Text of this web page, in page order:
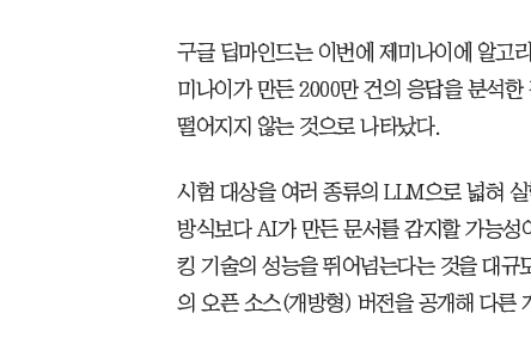
구글 딥마인드는 이번에 제미나이에 알고
미나이가 만든 2000만 건의 응답을 분석
떨어지지 않는 것으로 나타났다.
시험 대상을 여러 종류의 LLM으로 넓혀
방식보다 AI가 만든 문서를 감지할 가능
킹 기술의 성능을 뛰어넘는다는 것을 대
의 오픈 소스(개방형) 버전을 공개해 다른